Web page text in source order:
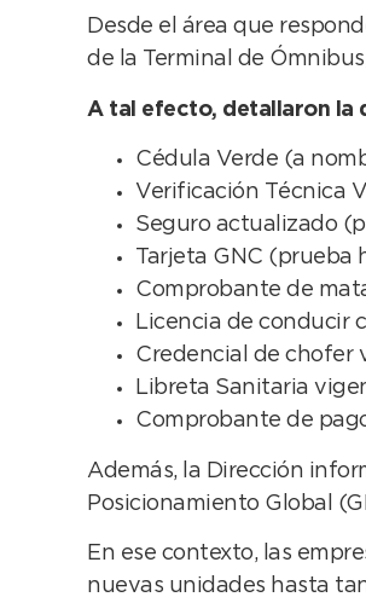
Desde el área que
de la Terminal de
A tal efecto, detallaron la
Cédula Verde (a
Verificación Técnica
Seguro actualizado
Tarjeta GNC (prueba
Comprobante de
Licencia de conducir
Credencial de chofer
Libreta Sanitaria
Comprobante de
Además, la Dirección
Posicionamiento Global
En ese contexto, las
nuevas unidades hasta